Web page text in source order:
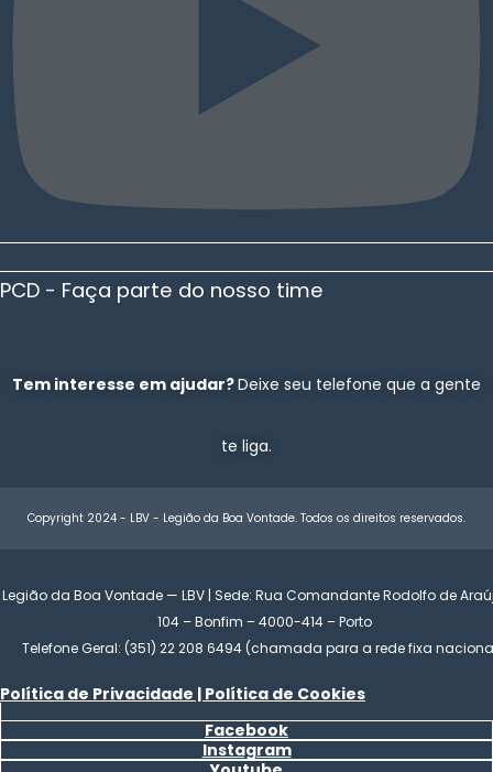
PCD - Faça parte do nosso time
Tem interesse em ajudar?Deixe seu telefone que a gente
te liga.
Copyright 2024 - LBV - Legião da Boa Vontade. Todos os direitos reservados.
Legião da Boa Vontade — LBV | Sede: Rua Comandante Rodolfo de
104 – Bonfim – 4000-414 – Porto
Telefone Geral: (351) 22 208 6494 (chamada para a rede fixa
Política de Privacidade | Política de Cookies
Facebook
Instagram